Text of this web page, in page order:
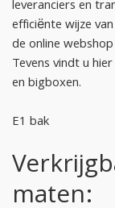
leveranciers en
efficiënte wijze
de online
Tevens vindt u
en bigboxen.
E1 bak
maten: